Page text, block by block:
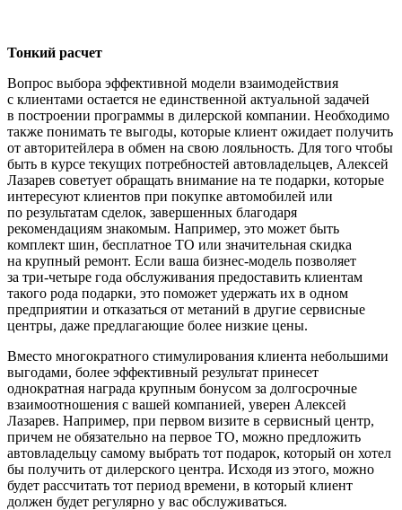
Тонкий расчет
Вопрос выбора эффективной модели взаимодействия
с клиентами остается не единственной актуальной задачей
в построении программы в дилерской компании. Необходимо
также понимать те выгоды, которые клиент ожидает получить
от авторитейлера в обмен на свою лояльность. Для того чтобы
быть в курсе текущих потребностей автовладельцев, Алексей
Лазарев советует обращать внимание на те подарки, которые
интересуют клиентов при покупке автомобилей или
по результатам сделок, завершенных благодаря
рекомендациям знакомым. Например, это может быть
комплект шин, бесплатное ТО или значительная скидка
на крупный ремонт. Если ваша бизнес-модель позволяет
за три-четыре года обслуживания предоставить клиентам
такого рода подарки, это поможет удержать их в одном
предприятии и отказаться от метаний в другие сервисные
центры, даже предлагающие более низкие цены.
Вместо многократного стимулирования клиента небольшими
выгодами, более эффективный результат принесет
однократная награда крупным бонусом за долгосрочные
взаимоотношения с вашей компанией, уверен Алексей
Лазарев. Например, при первом визите в сервисный центр,
причем не обязательно на первое ТО, можно предложить
автовладельцу самому выбрать тот подарок, который он хотел
бы получить от дилерского центра. Исходя из этого, можно
будет рассчитать тот период времени, в который клиент
должен будет регулярно у вас обслуживаться.